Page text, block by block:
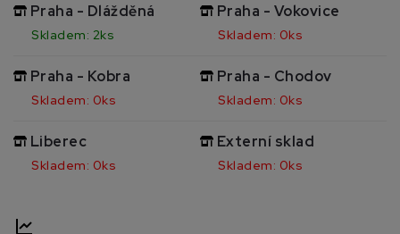
Praha - Dlážděná
Skladem: 2ks
Praha - Vokovice
Skladem: 0ks
Praha - Kobra
Skladem: 0ks
Praha - Chodov
Skladem: 0ks
Liberec
Skladem: 0ks
Externí sklad
Skladem: 0ks